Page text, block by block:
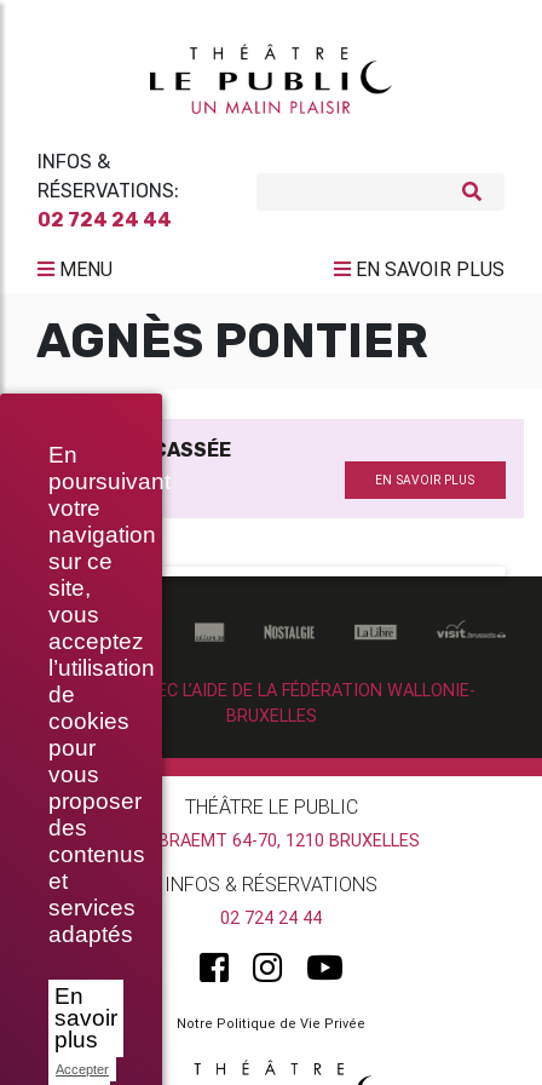
En
poursuivant
votre
navigation
sur ce
site,
vous
acceptez
l’utilisation
de
cookies
pour
vous
proposer
des
contenus
et
services
adaptés
En
savoir
plus
Accepter
INFOS &
RÉSERVATIONS:
02 724 24 44
MENU EN SAVOIR PLUS
AGNÈS PONTIER
LA CRUCHE CASSÉE
Avec EN SAVOIR PLUS
RÉALISÉ AVEC L’AIDE DE LA FÉDÉRATION WALLONIE-
BRUXELLES
THÉÂTRE LE PUBLIC
RUE BRAEMT 64-70, 1210 BRUXELLES
INFOS & RÉSERVATIONS
02 724 24 44
Notre Politique de Vie Privée